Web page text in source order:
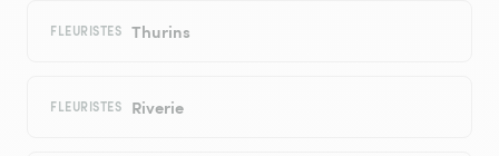
FLEURISTES Thurins
FLEURISTES Riverie